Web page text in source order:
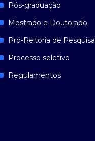
Pós-graduação
Mestrado e Doutorado
Pró-Reitoria de Pesquisa
Processo seletivo
Regulamentos